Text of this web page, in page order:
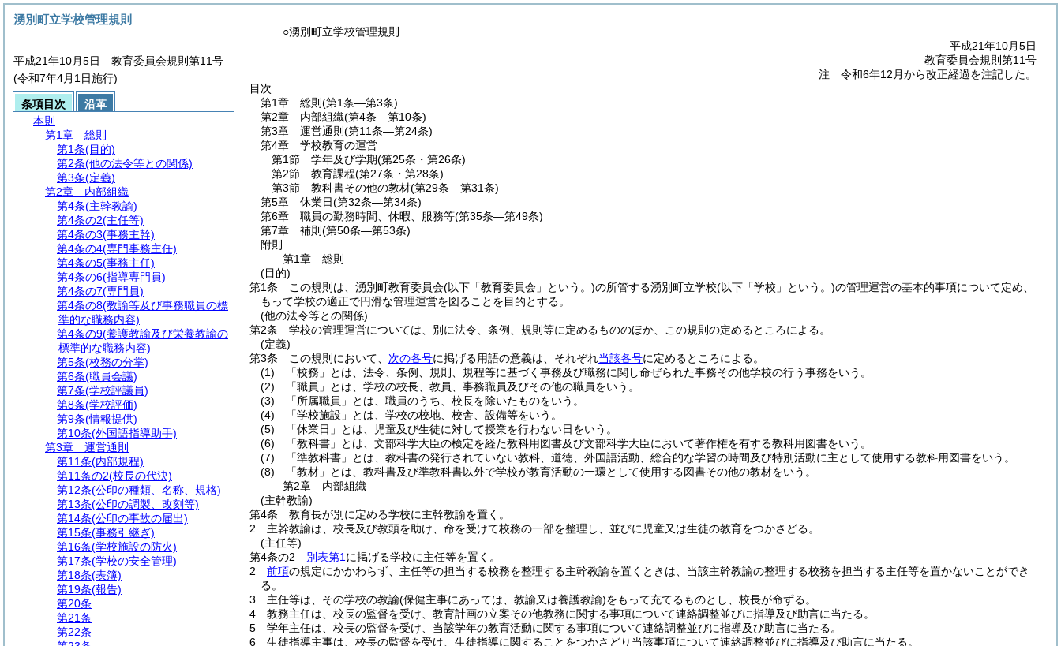
○湧別町立学校管理規則
平成21年10月5日
教育委員会規則第11号
注 令和6年12月から改正経過を注記した。
目次
第1章
総則 (第1条―第3条)
第2章
内部組織(第4条―第10条)
第3章
運営通則 (第11条―第24条)
第4章
学校教育の運営
第1節
学年及び学期(第25条・第26条)
第2節
教育課程(第27条・第28条)
第3節
教科書その他の教材(第29条―第31条)
第5章
休業日(第32条―第34条)
第6章
職員の勤務時間、休暇、服務等(第35条―第49条)
第7章
補則 (第50条―第53条)
附則
第1章
総則
(目的)
第1条
この規則は、湧別町教育委員会(以下「教育委員会」という。)の所管する湧別町立学校(以下「学校」という。)の管理運営の基本的事項について定め、
もって学校の適正で円滑な管理運営を図ることを目的とする。
(他の法令等との関係)
第2条
学校の管理運営については、別に法令、条例、規則等に定めるもののほか、この規則の定めるところによる。
(定義)
第3条
この規則において、 次の各号に掲げる用語の意義は、それぞれ当該各号に定めるところによる。
(1)
「校務」とは、法令、条例、規則、規程等に基づく事務及び職務に関し命ぜられた事務その他学校の行う事務をいう。
(2)
「職員」とは、学校の校長、教員、事務職員及びその他の職員をいう。
(3)
「所属職員」とは、職員のうち、校長を除いたものをいう。
(4)
「学校施設」とは、学校の校地、校舎、設備等をいう。
(5)
「休業日」とは、児童及び生徒に対して授業を行わない日をいう。
(6)
「教科書」とは、文部科学大臣の検定を経た教科用図書及び文部科学大臣において著作権を有する教科用図書をいう。
(7)
「準教科書」とは、教科書の発行されていない教科、道徳、外国語活動、総合的な学習の時間及び特別活動に主として使用する教科用図書をいう。
(8)
「教材」とは、教科書及び準教科書以外で学校が教育活動の一環として使用する図書その他の教材をいう。
第2章
内部組織
(主幹教諭)
第4条
教育長が別に定める学校に主幹教諭を置く。
2
主幹教諭は、校長及び教頭を助け、命を受けて校務の一部を整理し、並びに児童又は生徒の教育をつかさどる。
(主任等)
第4条の2
別表第1 に掲げる学校に主任等を置く。
2
前項の規定にかかわらず、主任等の担当する校務を整理する主幹教諭を置くときは、当該主幹教諭の整理する校務を担当する主任等を置かないことができ
る。
3
主任等は、その学校の教諭(保健主事にあっては、教諭又は養護教諭)をもって充てるものとし、校長が命ずる。
4
教務主任は、校長の監督を受け、教育計画の立案その他教務に関する事項について連絡調整並びに指導及び助言に当たる。
5
学年主任は、校長の監督を受け、当該学年の教育活動に関する事項について連絡調整並びに指導及び助言に当たる。
6
生徒指導主事は、校長の監督を受け、生徒指導に関することをつかさどり当該事項について連絡調整並びに指導及び助言に当たる。
湧別町立学校管理規則
平成21年10月5日 教育委員会規則第11号
(令和7年4月1日施行)
条項目次
沿革
本則
第1章
総則
第1条(目的)
第2条(他の法令等との関係)
第3条(定義)
第2章
内部組織
第4条(主幹教諭)
第4条の2(主任等)
第4条の3(事務主幹)
第4条の4(専門事務主任)
第4条の5(事務主任)
第4条の6(指導専門員)
第4条の7(専門員)
第4条の8(教諭等及び事務職員の標
準的な職務内容)
第4条の9(養護教諭及び栄養教諭の
標準的な職務内容)
第5条(校務の分掌)
第6条(職員会議)
第7条(学校評議員)
第8条(学校評価)
第9条(情報提供)
第10条(外国語指導助手)
第3章
運営通則
第11条(内部規程)
第11条の2(校長の代決)
第12条(公印の種類、名称、規格)
第13条(公印の調製、改刻等)
第14条(公印の事故の届出)
第15条(事務引継ぎ)
第16条(学校施設の防火)
第17条(学校の安全管理)
第18条(表簿)
第19条(報告)
第20条
第21条
第22条